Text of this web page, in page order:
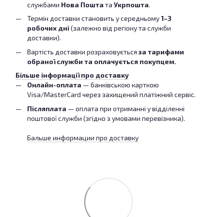
службами Нова Пошта та Укрпошта.
Термін доставки становить у середньому1–3
робочих дні(залежно від регіону та служби
доставки).
Вартість доставки розраховується за тарифами
обраної служби та оплачується покупцем.
Більше інформації про доставку
Онлайн-оплата — банківською карткою
Visa/MasterCard через захищений платіжний сервіс.
Післяплата — оплата при отриманні у відділенні
поштової служби (згідно з умовами перевізника).
Бальше информации про доставку